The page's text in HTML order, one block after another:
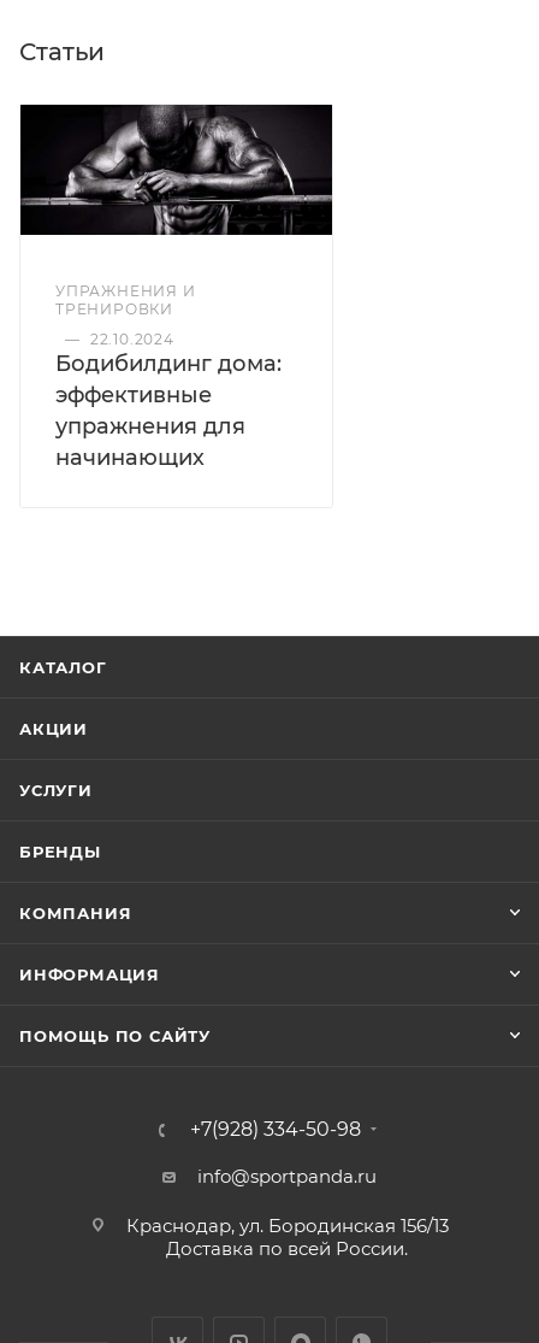
Статьи
УПРАЖНЕНИЯ И
ТРЕНИРОВКИ
— 22.10.2024
Бодибилдинг дома:
эффективные
упражнения для
начинающих
КАТАЛОГ
АКЦИИ
УСЛУГИ
БРЕНДЫ
КОМПАНИЯ
ИНФОРМАЦИЯ
ПОМОЩЬ ПО САЙТУ
+7(928) 334-50-98
info@sportpanda.ru
Краснодар, ул. Бородинская 156/13
Доставка по всей России.